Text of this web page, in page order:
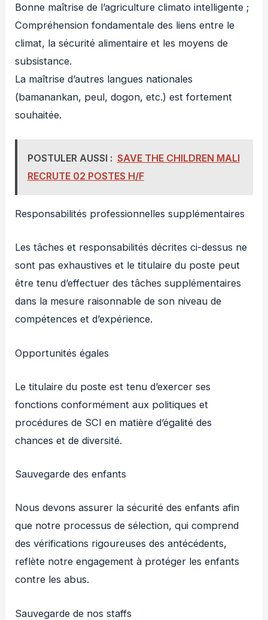
Bonne maîtrise de l’agriculture climato intelligente ;
Compréhension fondamentale des liens entre le
climat, la sécurité alimentaire et les moyens de
subsistance.
La maîtrise d’autres langues nationales
(bamanankan, peul, dogon, etc.) est fortement
souhaitée.
POSTULER AUSSI : SAVE THE CHILDREN MALI
RECRUTE 02 POSTES H/F
Responsabilités professionnelles supplémentaires
Les tâches et responsabilités décrites ci-dessus ne
sont pas exhaustives et le titulaire du poste peut
être tenu d’effectuer des tâches supplémentaires
dans la mesure raisonnable de son niveau de
compétences et d’expérience.
Opportunités égales
Le titulaire du poste est tenu d’exercer ses
fonctions conformément aux politiques et
procédures de SCI en matière d’égalité des
chances et de diversité.
Sauvegarde des enfants
Nous devons assurer la sécurité des enfants afin
que notre processus de sélection, qui comprend
des vérifications rigoureuses des antécédents,
reflète notre engagement à protéger les enfants
contre les abus.
Sauvegarde de nos staffs